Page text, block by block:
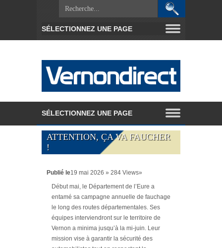
ATTENTION, ÇA VA FAUCHER
!
Publié le19 mai 2026 » 284 Views»
Début mai, le Département de l’Eure a
entamé sa campagne annuelle de fauchage
le long des routes départementales. Ses
équipes interviendront sur le territoire de
Vernon a minima jusqu’à la mi-juin. Leur
mission vise à garantir la sécurité des